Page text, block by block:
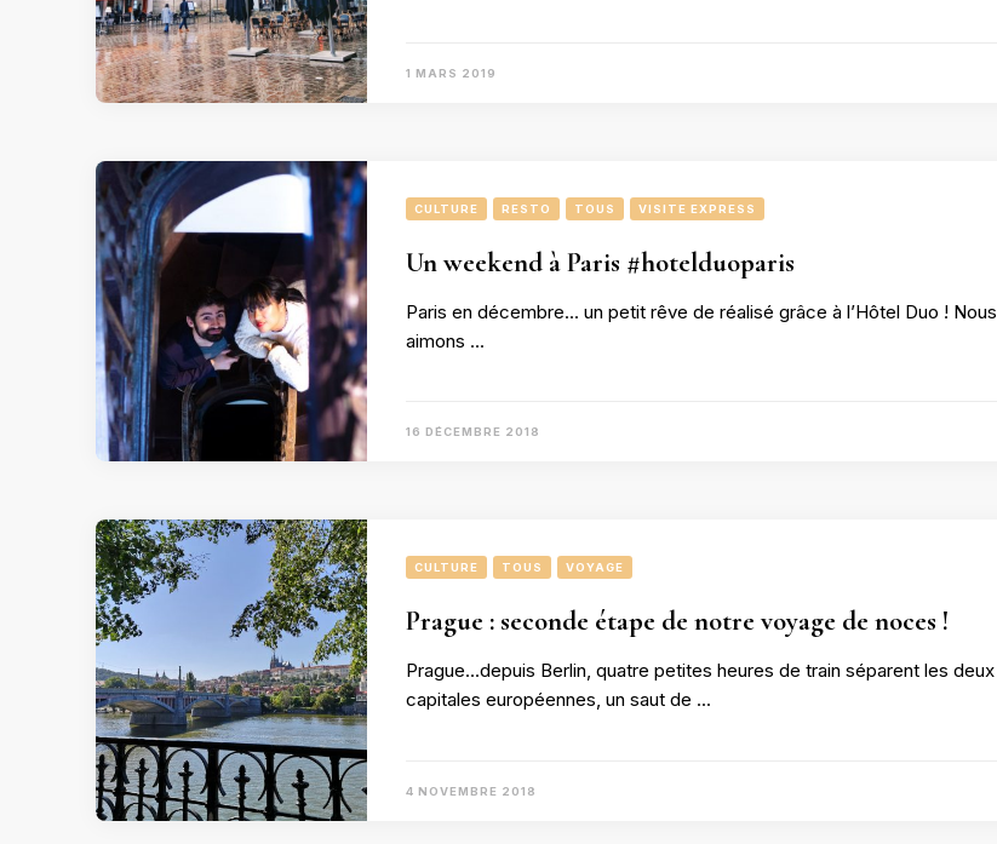
1 MARS 2019
CULTURE RESTO TOUS VISITE EXPRESS
Un weekend à Paris #hotelduoparis
Paris en décembre… un petit rêve de réalisé grâce à l’Hôtel Duo ! Nous
aimons …
16 DÉCEMBRE 2018
CULTURE TOUS VOYAGE
Prague : seconde étape de notre voyage de noces !
Prague…depuis Berlin, quatre petites heures de train séparent les deux
capitales européennes, un saut de …
4 NOVEMBRE 2018